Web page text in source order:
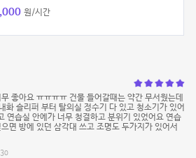
원/시간
좋아요 ㅠㅠㅠㅠ 건물 들어갈때는 약간 무서웠는데
화 슬리퍼 부터 탈의실 정수기 다 있고 청소기가 있어
연습실 안에가 너무 청결하고 분위기 있었어요 연습
면 방에 있던 삼각대 쓰고 조명도 두가지가 있어서